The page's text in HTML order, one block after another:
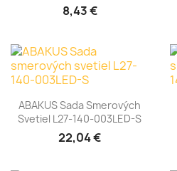
8,43 €
ABAKUS Sada Smerových
Svetiel L27-140-003LED-S
22,04 €